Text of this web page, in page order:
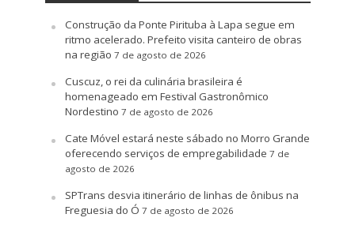
Construção da Ponte Pirituba à Lapa segue em
ritmo acelerado. Prefeito visita canteiro de obras
na região 7 de agosto de 2026
Cuscuz, o rei da culinária brasileira é
homenageado em Festival Gastronômico
Nordestino 7 de agosto de 2026
Cate Móvel estará neste sábado no Morro Grande
oferecendo serviços de empregabilidade 7 de
agosto de 2026
SPTrans desvia itinerário de linhas de ônibus na
Freguesia do Ó 7 de agosto de 2026